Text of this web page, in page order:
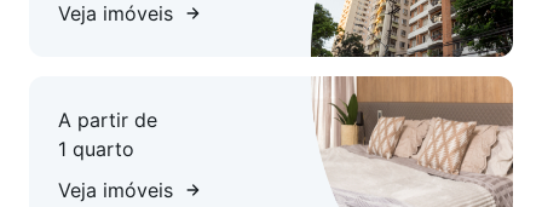
Veja imóveis
A partir de
1 quarto
Veja imóveis